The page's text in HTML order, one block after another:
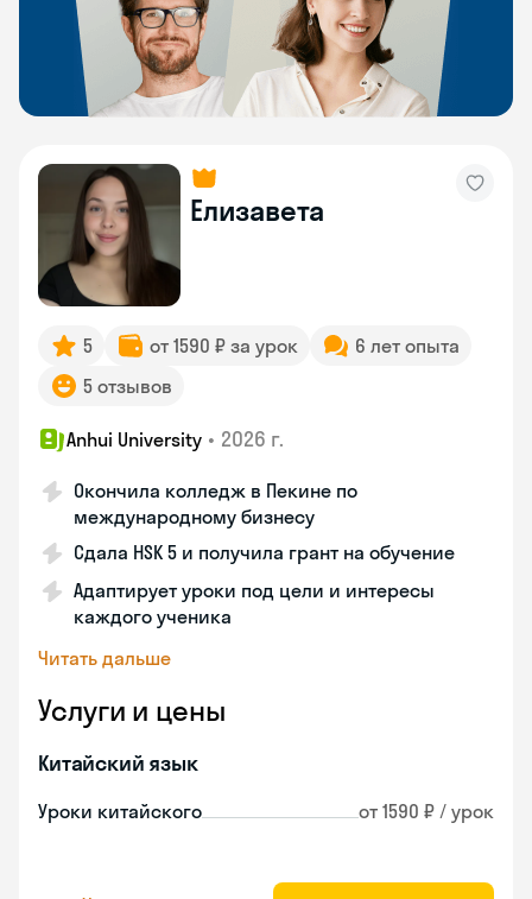
Елизавета
5 от 1590 ₽ за урок
6 лет опыта
5 отзывов
Anhui University • 2026 г.
Окончила колледж в Пекине по
международному бизнесу
Сдала HSK 5 и получила грант на обучение
Адаптирует уроки под цели и интересы
каждого ученика
Читать дальше
Услуги и цены
Китайский язык
Уроки китайского от 1590 ₽ / урок